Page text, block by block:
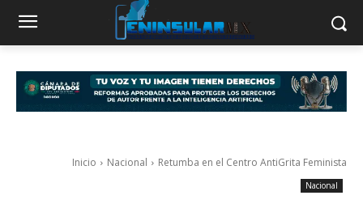
Inicio Nacional Retumba en el Centro AntiGrita Feminista
Nacional